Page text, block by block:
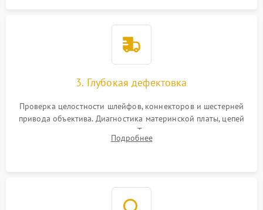
3. Глубокая дефектовка
Проверка целостности шлейфов, коннекторов и шестерней
привода объектива. Диагностика материнской платы, цепей
питания и картоприемника. Тестирование механизма
затвора и блока внутрикамерной стабилизации.
Подробнее